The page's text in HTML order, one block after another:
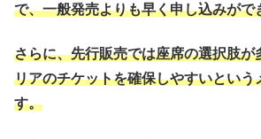
で、一般発売よりも早く申し込みがで
さらに、先行販売では座席の選択肢が
リアのチケットを確保しやすいという
す。